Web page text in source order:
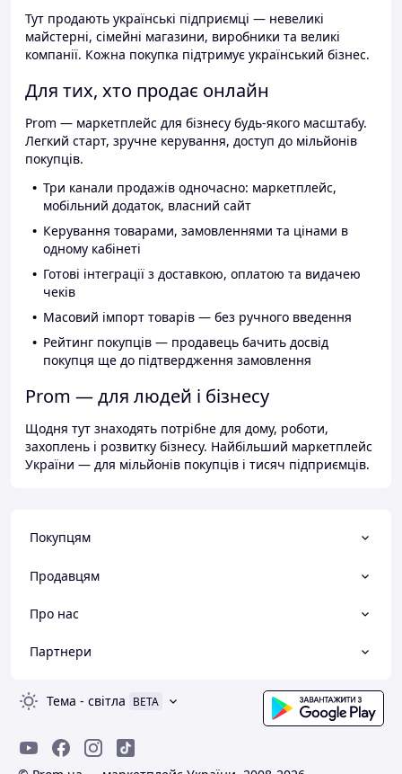
Тут продають українські підприємці — невеликі
майстерні, сімейні магазини, виробники та великі
компанії. Кожна покупка підтримує український бізнес.
Для тих, хто продає онлайн
Prom — маркетплейс для бізнесу будь-якого масштабу.
Легкий старт, зручне керування, доступ до мільйонів
покупців.
Три канали продажів одночасно: маркетплейс,
мобільний додаток, власний сайт
Керування товарами, замовленнями та цінами в
одному кабінеті
Готові інтеграції з доставкою, оплатою та видачею
чеків
Масовий імпорт товарів — без ручного введення
Рейтинг покупців — продавець бачить досвід
покупця ще до підтвердження замовлення
Prom — для людей і бізнесу
Щодня тут знаходять потрібне для дому, роботи,
захоплень і розвитку бізнесу. Найбільший маркетплейс
України — для мільйонів покупців і тисяч підприємців.
Покупцям
Продавцям
Про нас
Партнери
Тема - світла BETA